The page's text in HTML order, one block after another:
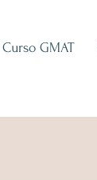
Curso GMAT